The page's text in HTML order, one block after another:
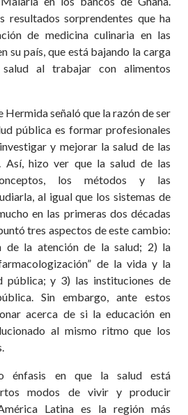
resultados sorprendentes que ha
de medicina culinaria en las
su país, que está bajando la carga
al trabajar con alimentos
Hermida señaló que la razón de ser
pública es formar profesionales
y mejorar la salud de las
Así, hizo ver que la salud de las
los métodos y las
al igual que los sistemas de
en las primeras dos décadas
tres aspectos de este cambio:
de la atención de la salud; 2) la
de la vida y la
pública; y 3) las instituciones de
Sin embargo, ante estos
acerca de si la educación en
al mismo ritmo que los
énfasis en que la salud está
modos de vivir y producir
Latina es la región más